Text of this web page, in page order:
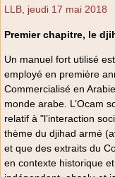
LLB, jeudi 17 mai 2018
Premier chapitre, le
Un manuel fort utilisé
employé en première
Commercialisé en
monde arabe. L’Ocam
relatif à "l’interaction
thème du djihad armé
et que des extraits du
en contexte historique et